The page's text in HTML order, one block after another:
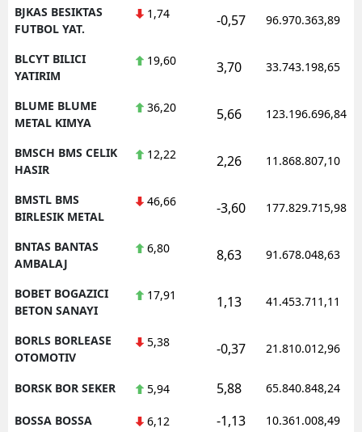
BJKAS BESIKTAS
FUTBOL YAT.
1,74 -0,57 96.970.363,89
BLCYT BILICI
YATIRIM
19,60 3,70 33.743.198,65
BLUME BLUME
METAL KIMYA
36,20 5,66 123.196.696,84
BMSCH BMS CELIK
HASIR
12,22 2,26 11.868.807,10
BMSTL BMS
BIRLESIK METAL
46,66 -3,60 177.829.715,98
BNTAS BANTAS
AMBALAJ
6,80 8,63 91.678.048,63
BOBET BOGAZICI
BETON SANAYI
17,91 1,13 41.453.711,11
BORLS BORLEASE
OTOMOTIV
5,38 -0,37 21.810.012,96
BORSK BOR SEKER 5,94 5,88 65.840.848,24
BOSSA BOSSA 6,12 -1,13 10.361.008,49